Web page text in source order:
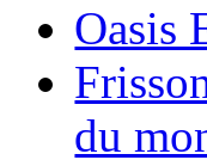
Oasis
du